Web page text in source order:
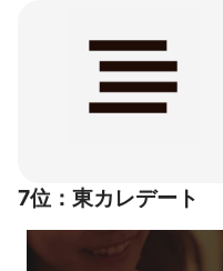
7位：東カレデート